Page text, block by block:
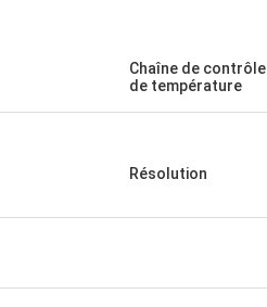
Chaîne de contrôle
de température
Résolution